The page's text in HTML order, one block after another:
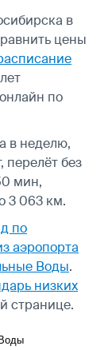
в
цены
по
в неделю,
перелёт без
мин,
3 063 км.
по
аэропорта
Воды.
низких
странице.